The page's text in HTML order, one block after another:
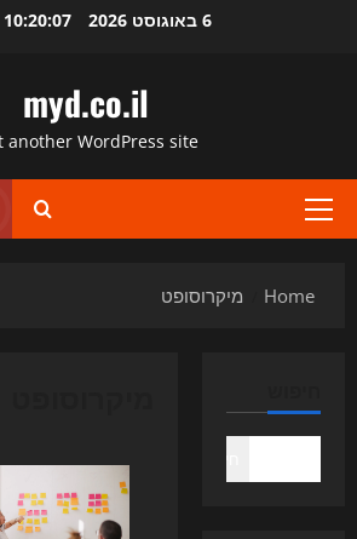
6 באוגוסט 2026 10:20:07 PM
myd.co.il
another WordPress site
Primary
Home מיקרוסופט